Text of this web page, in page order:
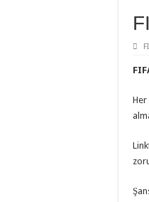
Her